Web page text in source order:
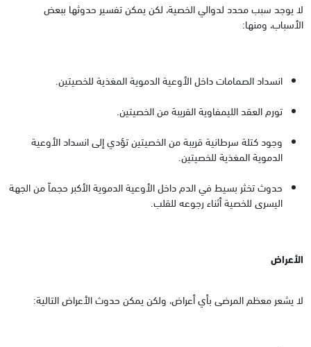
لا يوجد سبب محدد لدوالي الخصية، لكن يمكن تفسير حدوثها ببعض
الأسباب، ومنها:
انسداد الصمامات داخل الأوعية الدموية المغذية للخصيتين.
تورم العقد الليمفاوية القريبة من الخصيتين.
وجود كتلة سرطانية قريبة من الخصيتين تؤدي إلى انسداد الأوعية
الدموية المغذية للخصيتين.
حدوث تخثر بسيط في الدم داخل الأوعية الدموية الأكبر حجماّ من الجهة
اليسرى للخصية أثناء رجوعه للقلب.
الأعراض
لا يشعر معظم المرضى بأي أعراض، ولكن يمكن حدوث الأعراض التالية: